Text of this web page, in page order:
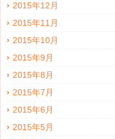
2015年12月
2015年11月
2015年10月
2015年9月
2015年8月
2015年7月
2015年6月
2015年5月